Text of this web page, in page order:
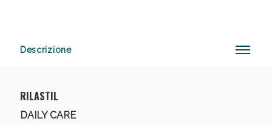
Descrizione
RILASTIL
DAILY CARE